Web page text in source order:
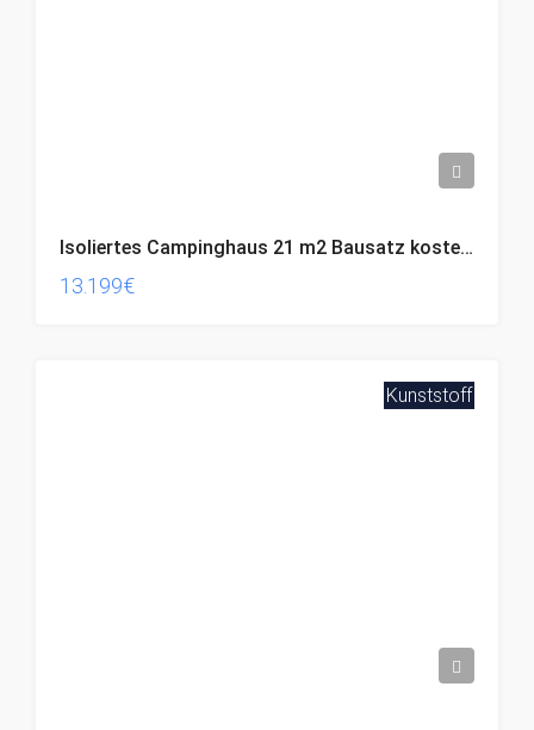
Isoliertes Campinghaus 21 m2 Bausatz kostenloser Versand
13.199€
Kunststoff